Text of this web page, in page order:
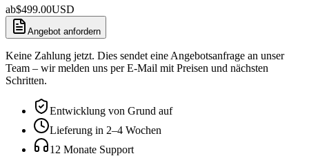
ab$499.00USD
Angebot anfordern
Keine Zahlung jetzt. Dies sendet eine Angebotsanfrage an unser
Team – wir melden uns per E-Mail mit Preisen und nächsten
Schritten.
Entwicklung von Grund auf
Lieferung in 2–4 Wochen
12 Monate Support